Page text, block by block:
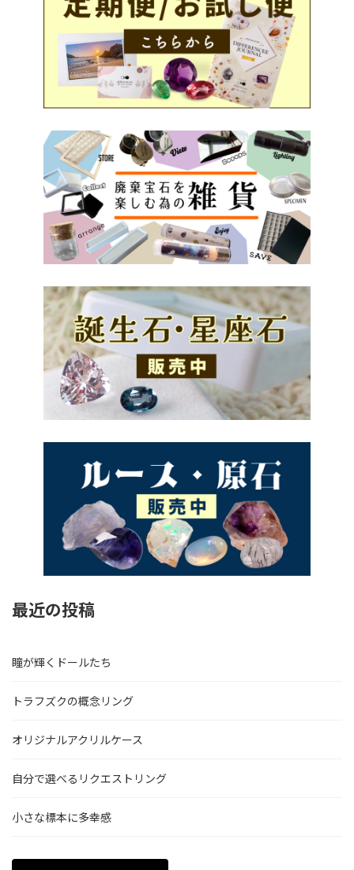
最近の投稿
瞳が輝くドールたち
トラフズクの概念リング
オリジナルアクリルケース
自分で選べるリクエストリング
小さな標本に多幸感